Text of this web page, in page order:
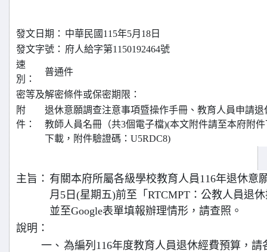
發文日期： 中華民國115年5月18日
發文字號： 府人給字第1150192464號
速
別：
普通件
密等及解密條件或保密期限：
附
件：
退休意願調查注意事項暨操作手冊、教育人員申請
教師人員名冊（共3個電子檔)(本文附件請至本府附件
下載，附件驗證碼：U5RDC8)
主旨： 有關本府所屬各級學校教育人員116年退休意
月5日(星期五)前至「RTCMPT：公教人員退
並至Google表單填報辦理情形，請查照。
說明：
一、 為編列116年度教育人員退休經費預算，